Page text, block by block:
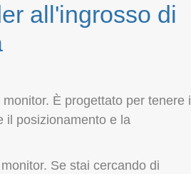
all'ingrosso di
È progettato per tenere il
il posizionamento e la
Se stai cercando di